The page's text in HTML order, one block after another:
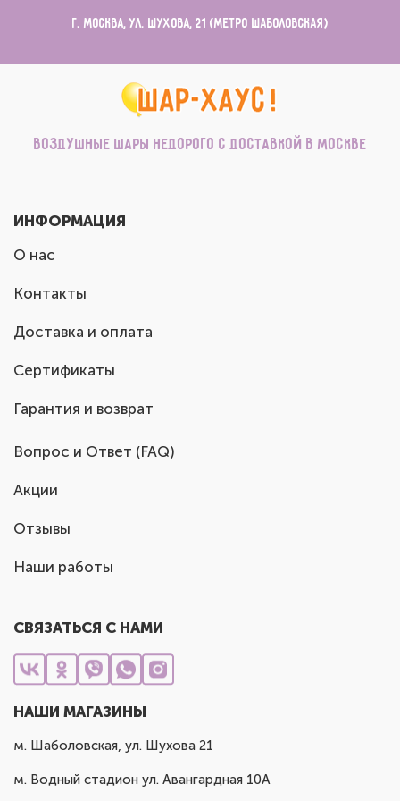
г. Москва, ул. Шухова, 21 (метро Шаболовская)
Воздушные шары недорого с доставкой в Москве
ИНФОРМАЦИЯ
О нас
Контакты
Доставка и оплата
Сертификаты
Гарантия и возврат
Вопрос и Ответ (FAQ)
Акции
Отзывы
Наши работы
СВЯЗАТЬСЯ С НАМИ
НАШИ МАГАЗИНЫ
м. Шаболовская, ул. Шухова 21
м. Водный стадион ул. Авангардная 10А